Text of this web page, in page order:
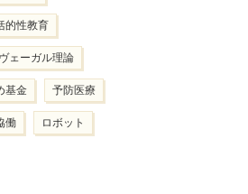
的性教育
ェーガル理論
基金 予防医療
働 ロボット